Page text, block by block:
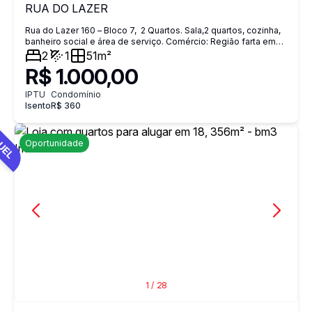
RUA DO LAZER
Rua do Lazer 160 – Bloco 7, 2 Quartos. Sala,2 quartos, cozinha,
banheiro social e área de serviço. Comércio: Região farta em
mercados, farmácias e conveniências locais. Perfil: Ideal para
quem busca praticidade no deslocamento diário e um
condomínio organizado. Proximo ao Norte Shopping BM3
IMÓVEIS Endereço: Rua Cardoso de Morais, nº 242 Horário:
Segunda a Sexta, das 9h às 17h Telefones: (21) 3868-3850 |
2290-5399 WhatsApp: (21) 96493-3136 Locação: Trabalhamos
2 1 51m²
R$ 1.000,00
IPTU
Isento
Condomínio
R$ 360
Oportunidade
1 / 28